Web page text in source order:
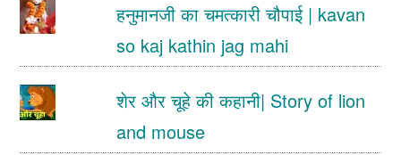
हनुमानजी का चमत्कारी चौपाई | kavan
so kaj kathin jag mahi
शेर और चूहे की कहानी| Story of lion
and mouse